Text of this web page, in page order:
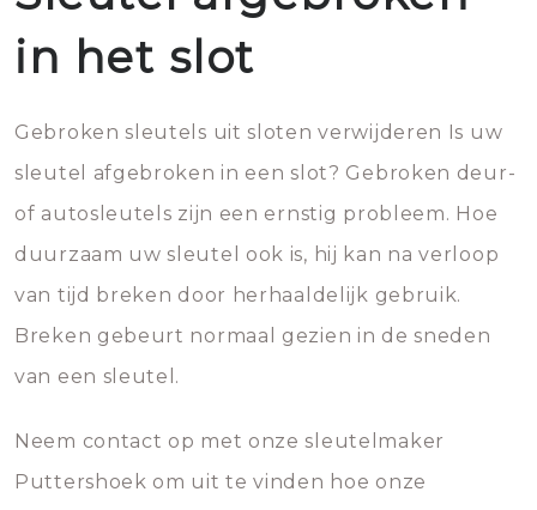
in het slot
Gebroken sleutels uit sloten verwijderen Is uw
sleutel afgebroken in een slot? Gebroken deur-
of autosleutels zijn een ernstig probleem. Hoe
duurzaam uw sleutel ook is, hij kan na verloop
van tijd breken door herhaaldelijk gebruik.
Breken gebeurt normaal gezien in de sneden
van een sleutel.
Neem contact op met onze sleutelmaker
Puttershoek om uit te vinden hoe onze